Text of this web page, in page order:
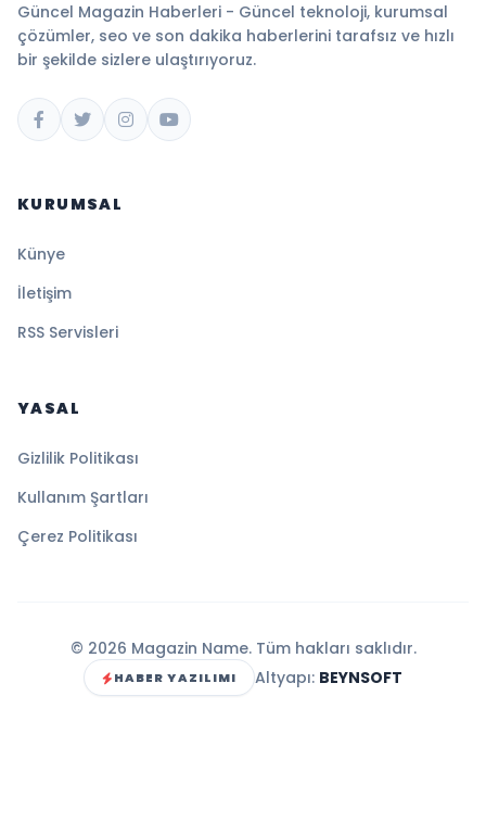
Güncel Magazin Haberleri - Güncel teknoloji, kurumsal
çözümler, seo ve son dakika haberlerini tarafsız ve hızlı
bir şekilde sizlere ulaştırıyoruz.
KURUMSAL
Künye
İletişim
RSS Servisleri
YASAL
Gizlilik Politikası
Kullanım Şartları
Çerez Politikası
© 2026 Magazin Name. Tüm hakları saklıdır.
HABER YAZILIMI Altyapı: BEYNSOFT